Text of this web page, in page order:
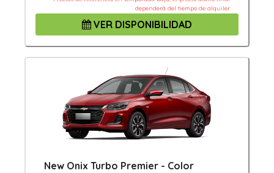
dependerá del tiempo de alquiler
VER DISPONIBILIDAD
New Onix Turbo Premier - Color